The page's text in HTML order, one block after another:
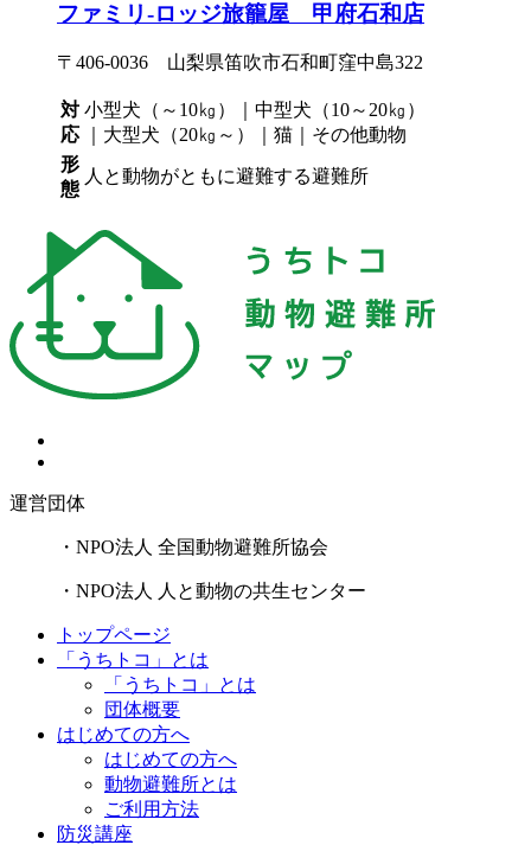
ファミリ-ロッジ旅籠屋 甲府石和店
〒406-0036 山梨県笛吹市石和町窪中島322
対
応
小型犬（～10㎏）｜中型犬（10～20㎏）
｜大型犬（20㎏～）｜猫｜その他動物
形
態
人と動物がともに避難する避難所
運営団体
・NPO法人 全国動物避難所協会
・NPO法人 人と動物の共生センター
トップページ
「うちトコ」とは
「うちトコ」とは
団体概要
はじめての方へ
はじめての方へ
動物避難所とは
ご利用方法
防災講座